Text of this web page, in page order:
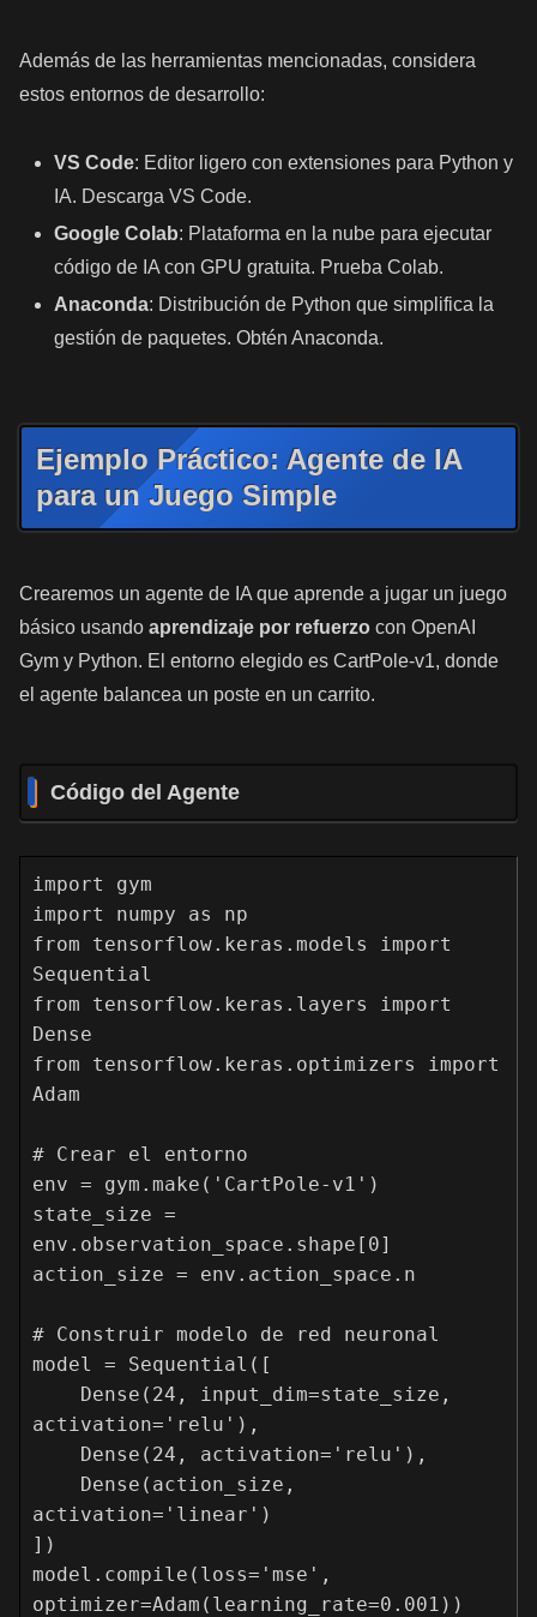
Además de las herramientas mencionadas, considera
estos entornos de desarrollo:
VS Code: Editor ligero con extensiones para Python y
IA. Descarga VS Code.
Google Colab: Plataforma en la nube para ejecutar
código de IA con GPU gratuita. Prueba Colab.
Anaconda: Distribución de Python que simplifica la
gestión de paquetes. Obtén Anaconda.
Ejemplo Práctico: Agente de IA
para un Juego Simple
Crearemos un agente de IA que aprende a jugar un juego
básico usando aprendizaje por refuerzo con OpenAI
Gym y Python. El entorno elegido es CartPole-v1, donde
el agente balancea un poste en un carrito.
Código del Agente
import gym
import numpy as np
from tensorflow.keras.models import
Sequential
from tensorflow.keras.layers import
Dense
from tensorflow.keras.optimizers import
Adam
# Crear el entorno
env = gym.make('CartPole-v1')
state_size =
env.observation_space.shape[0]
action_size = env.action_space.n
# Construir modelo de red neuronal
model = Sequential([
activation='relu'),
activation='linear')
])
model.compile(loss='mse',
optimizer=Adam(learning_rate=0.001))